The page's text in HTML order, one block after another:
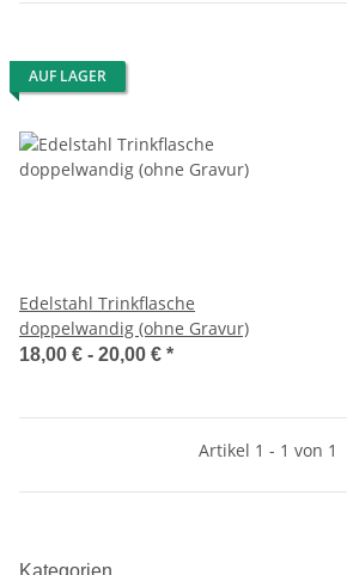
AUF LAGER
Edelstahl Trinkflasche
doppelwandig (ohne Gravur)
18,00 € - 20,00 € *
Artikel 1 - 1 von 1
Kategorien